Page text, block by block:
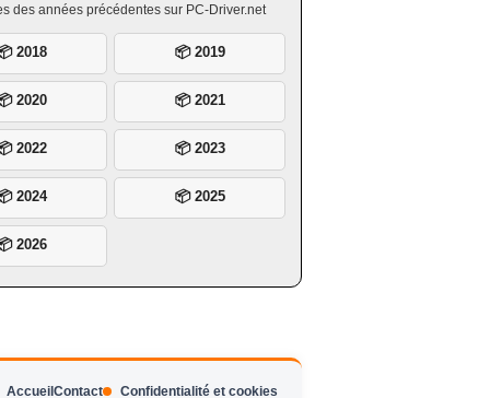
des années précédentes sur PC-Driver.net
2018 📦 2019
2020 📦 2021
2022 📦 2023
2024 📦 2025
2026
Accueil Contact Confidentialité et cookies